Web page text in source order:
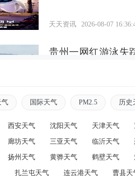
天天资讯 2026-08-07
贵州一网红游泳失
2026-08-07
气 国际天气 PM2.5 历史
西安天气 沈阳天气 天津天气
廊坊天气 三亚天气 临沂天气
扬州天气 黄骅天气 鹤壁天气
扎兰屯天气 连云港天气 曹县天